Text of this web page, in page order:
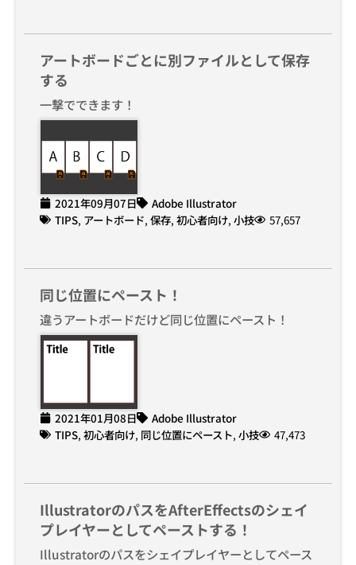
アートボードごとに別ファイルとして保存
する
一撃でできます！
2021年09月07日
Adobe Illustrator
TIPS, アートボード, 保存, 初心者向け, 小技 57,657
同じ位置にペースト！
違うアートボードだけど同じ位置にペースト！
2021年01月08日
Adobe Illustrator
TIPS, 初心者向け, 同じ位置にペースト, 小技 47,473
IllustratorのパスをAfterEffectsのシェイ
プレイヤーとしてペーストする！
Illustratorのパスをシェイプレイヤーとしてペース